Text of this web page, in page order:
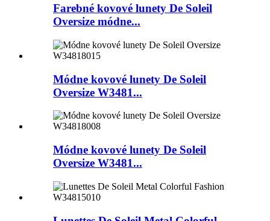
Farebné kovové lunety De Soleil
Oversize módne...
Módne kovové lunety De Soleil
Oversize W3481...
Módne kovové lunety De Soleil
Oversize W3481...